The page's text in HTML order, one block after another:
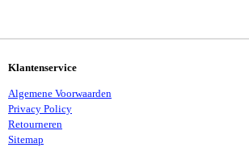
Klantenservice
Algemene Voorwaarden
Privacy Policy
Retourneren
Sitemap